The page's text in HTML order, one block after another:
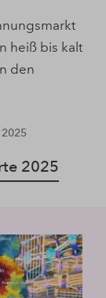
heiß bis kalt
den
2025